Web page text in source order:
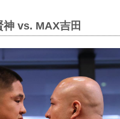
vs. MAX吉田